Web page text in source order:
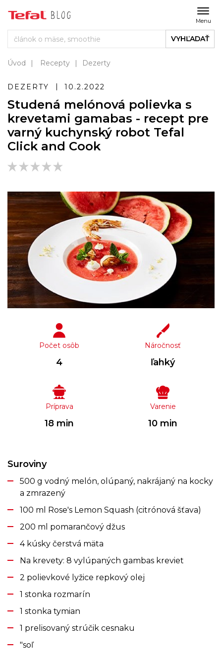
Menu
VYHĽADAŤ
Úvod Recepty Dezerty
DEZERTY 10.2.2022
Studená melónová polievka s
krevetami gamabas - recept pre
varný kuchynský robot Tefal
Click and Cook
Počet osôb
4
Náročnosť
ľahký
Príprava
18 min
Varenie
10 min
Suroviny
500 g vodný melón, olúpaný, nakrájaný na kocky
a zmrazený
100 ml Rose's Lemon Squash (citrónová šťava)
200 ml pomarančový džus
4 kúsky čerstvá mäta
Na krevety: 8 vylúpaných gambas kreviet
2 polievkové lyžice repkový olej
1 stonka rozmarín
1 stonka tymian
1 prelisovaný strúčik cesnaku
"soľ